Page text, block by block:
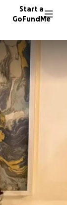
Start a
GoFundMe